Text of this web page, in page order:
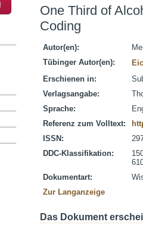
One Third of
Coding
Autor(en):
Tübinger Autor(en):
Erschienen in:
Verlagsangabe:
Sprache:
Referenz zum Volltext:
ISSN:
DDC-Klassifikation:
Dokumentart:
Zur Langanzeige
Das Dokument